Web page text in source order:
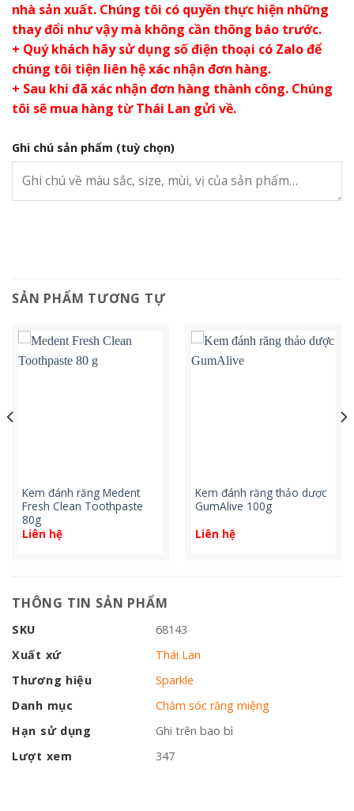
nhà sản xuất. Chúng tôi có quyền thực hiện những
thay đổi như vậy mà không cần thông báo trước.
+ Quý khách hãy sử dụng số điện thoại có Zalo để
chúng tôi tiện liên hệ xác nhận đơn hàng.
+ Sau khi đã xác nhận đơn hàng thành công. Chúng
tôi sẽ mua hàng từ Thái Lan gửi về.
Ghi chú sản phẩm (tuỳ chọn)
SẢN PHẨM TƯƠNG TỰ
Kem đánh răng Medent
Fresh Clean Toothpaste
80g
Liên hệ
Kem đánh răng thảo dược
GumAlive 100g
Liên hệ
THÔNG TIN SẢN PHẨM
SKU
68143
Xuất xứ
Thái Lan
Thương hiệu
Sparkle
Danh mục
Chăm sóc răng miệng
Hạn sử dụng
Ghi trên bao bì
Lượt xem
347